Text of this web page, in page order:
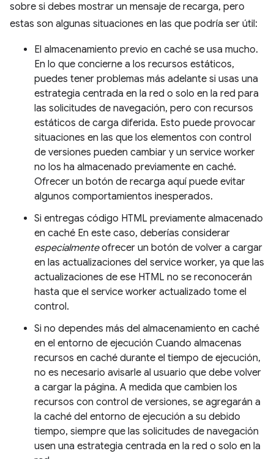
sobre si debes mostrar un mensaje de recarga, pero
estas son algunas situaciones en las que podría ser útil:
El almacenamiento previo en caché se usa mucho.
En lo que concierne a los recursos estáticos,
puedes tener problemas más adelante si usas una
estrategia centrada en la red o solo en la red para
las solicitudes de navegación, pero con recursos
estáticos de carga diferida. Esto puede provocar
situaciones en las que los elementos con control
de versiones pueden cambiar y un service worker
no los ha almacenado previamente en caché.
Ofrecer un botón de recarga aquí puede evitar
algunos comportamientos inesperados.
Si entregas código HTML previamente almacenado
en caché En este caso, deberías considerar
especialmenteofrecer un botón de volver a cargar
en las actualizaciones del service worker, ya que las
actualizaciones de ese HTML no se reconocerán
hasta que el service worker actualizado tome el
control.
Si no dependes más del almacenamiento en caché
en el entorno de ejecución Cuando almacenas
recursos en caché durante el tiempo de ejecución,
no es necesario avisarle al usuario que debe volver
a cargar la página. A medida que cambien los
recursos con control de versiones, se agregarán a
la caché del entorno de ejecución a su debido
tiempo, siempre que las solicitudes de navegación
usen una estrategia centrada en la red o solo en la